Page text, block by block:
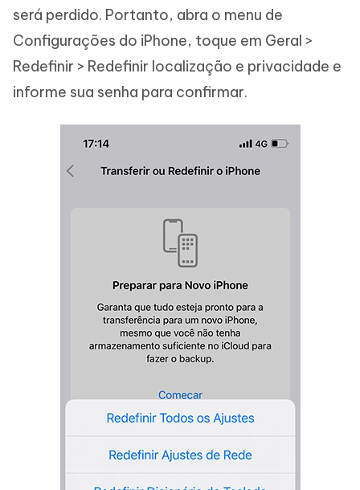
será perdido. Portanto, abra o menu de
Configurações do iPhone, toque em Geral >
Redefinir > Redefinir localização e privacidade e
informe sua senha para confirmar.